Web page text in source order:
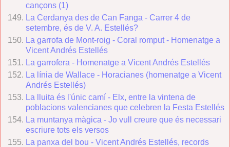
cançons (1)
La Cerdanya des de Can Fanga - Carrer 4 de
setembre, és de V. A. Estellés?
La garrofa de Mont-roig - Coral romput - Homenatge a
Vicent Andrés Estellés
La garrofera - Homenatge a Vicent Andrés Estellés
La línia de Wallace - Horacianes (homenatge a Vicent
Andrés Estellés)
La lluita és l'únic camí - Elx, entre la vintena de
poblacions valencianes que celebren la Festa Estellés
La muntanya màgica - Jo vull creure que és necessari
escriure tots els versos
La panxa del bou - Vicent Andrés Estellés, records